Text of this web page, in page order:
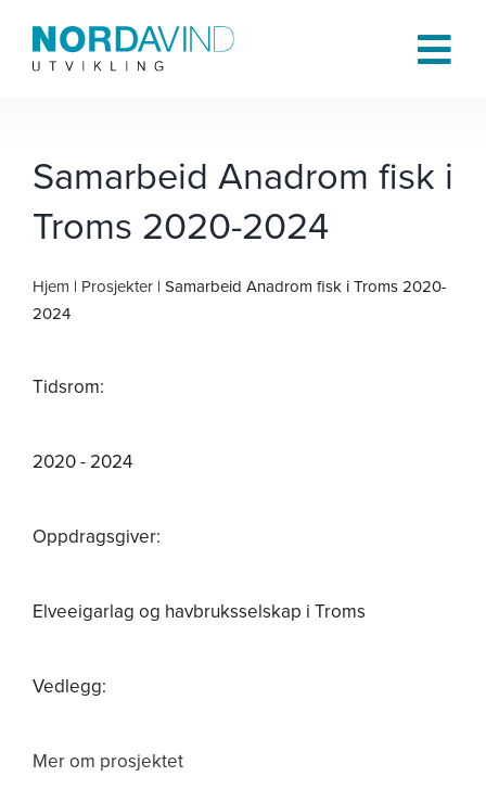
Om oss
Tjenester
Samarbeid Anadrom fisk i
Troms 2020-2024
Hjem | Prosjekter| Samarbeid Anadrom fisk i Troms 2020-
2024
Tidsrom:
2020 - 2024
Oppdragsgiver:
Elveeigarlag og havbruksselskap i Troms
Vedlegg:
Mer om prosjektet